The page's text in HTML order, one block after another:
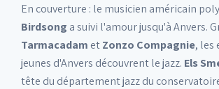
En couverture : le musicien américain
Birdsong a suivi l'amour jusqu'à Anvers.
Tarmacadam etZonzo Compagnie, les
jeunes d'Anvers découvrent le jazz. Els
tête du département jazz du